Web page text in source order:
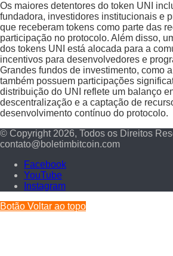
Os maiores detentores do token UNI
fundadora, investidores institucionais e
que receberam tokens como parte das
participação no protocolo. Além disso,
dos tokens UNI está alocada para a
incentivos para desenvolvedores e
Grandes fundos de investimento, como
também possuem participações
distribuição do UNI reflete um balanço
descentralização e a captação de
desenvolvimento contínuo do protocolo.
© Copyright 2026, Todos os Direitos
contato@boletimbitcoin.com
Facebook
YouTube
Instagram
Botão Voltar ao topo